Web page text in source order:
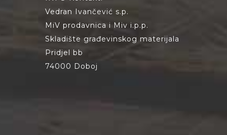
Vedran Ivančević s.p.
MiV prodavnica i Miv i.p.p.
Skladište građevinskog materijala
Pridjel bb
74000 Doboj